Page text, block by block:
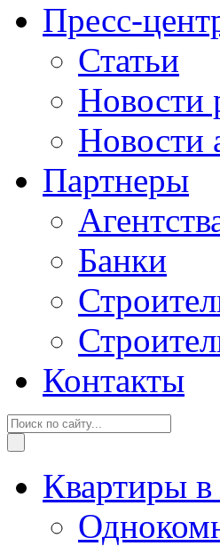
Пресс-
Статьи
Новости
Новости
Партнеры
Банки
Контакты
Квартиры